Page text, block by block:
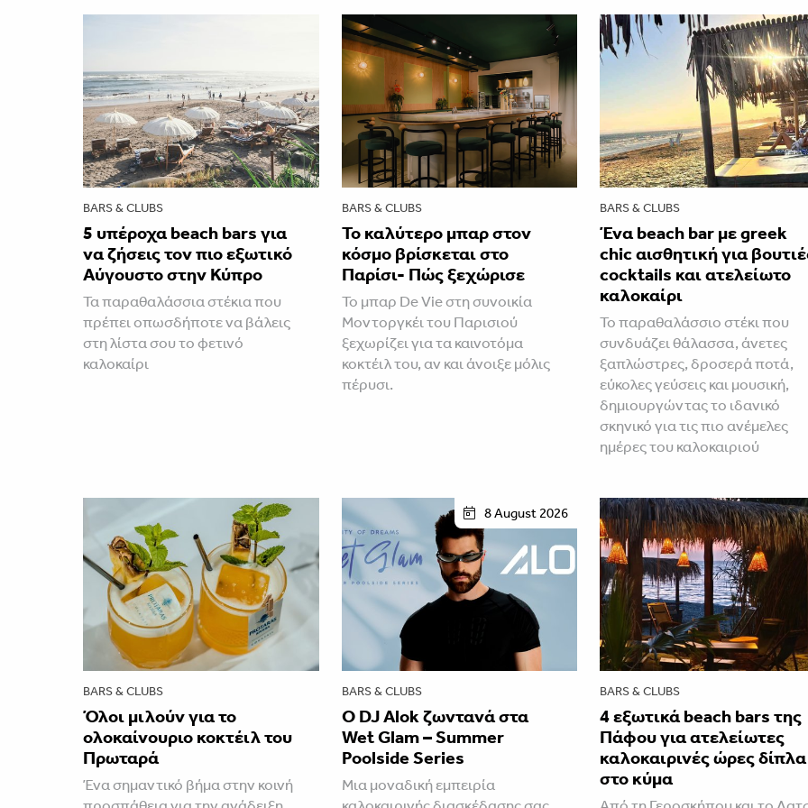
BARS & CLUBS
5 υπέροχα beach bars για
να ζήσεις τον πιο εξωτικό
Αύγουστο στην Κύπρο
Τα παραθαλάσσια στέκια που
πρέπει οπωσδήποτε να βάλεις
στη λίστα σου το φετινό
καλοκαίρι
BARS & CLUBS
Το καλύτερο μπαρ στον
κόσμο βρίσκεται στο
Παρίσι- Πώς ξεχώρισε
Το μπαρ De Vie στη συνοικία
Μοντοργκέι του Παρισιού
ξεχωρίζει για τα καινοτόμα
κοκτέιλ του, αν και άνοιξε μόλις
πέρυσι.
BARS & CLUBS
Ένα beach bar με greek
chic αισθητική για
cocktails και ατελείωτο
καλοκαίρι
Το παραθαλάσσιο στέκι που
συνδυάζει θάλασσα, άνετες
ξαπλώστρες, δροσερά ποτά,
εύκολες γεύσεις και μουσική,
δημιουργώντας το ιδανικό
σκηνικό για τις πιο ανέμελες
ημέρες του καλοκαιριού
BARS & CLUBS
Όλοι μιλούν για το
ολοκαίνουριο κοκτέιλ του
Πρωταρά
Ένα σημαντικό βήμα στην κοινή
8 August 2026
BARS & CLUBS
Ο DJ Alok ζωντανά στα
Wet Glam – Summer
Poolside Series
Μια μοναδική εμπειρία
BARS & CLUBS
4 εξωτικά beach bars της
Πάφου για ατελείωτες
καλοκαιρινές ώρες δίπλα
στο κύμα